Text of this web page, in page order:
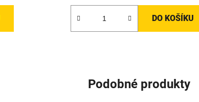
DO KOŠÍKU
Podobné produkty